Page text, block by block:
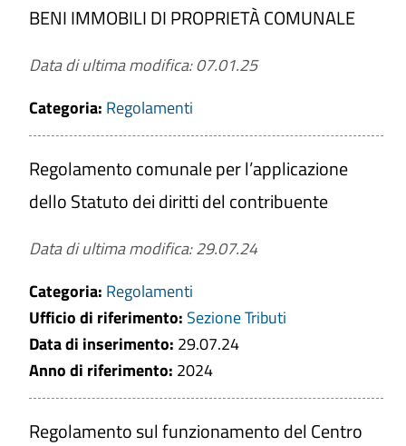
BENI IMMOBILI DI PROPRIETÀ COMUNALE
Data di ultima modifica: 07.01.25
Categoria: Regolamenti
Regolamento comunale per l’applicazione
dello Statuto dei diritti del contribuente
Data di ultima modifica: 29.07.24
Categoria: Regolamenti
Ufficio di riferimento: Sezione Tributi
Data di inserimento: 29.07.24
Anno di riferimento: 2024
Regolamento sul funzionamento del Centro